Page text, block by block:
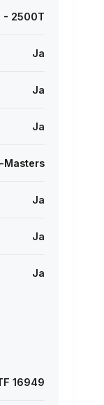
- 2500T
Ja
Ja
Ja
Masters
Ja
Ja
Ja
16949